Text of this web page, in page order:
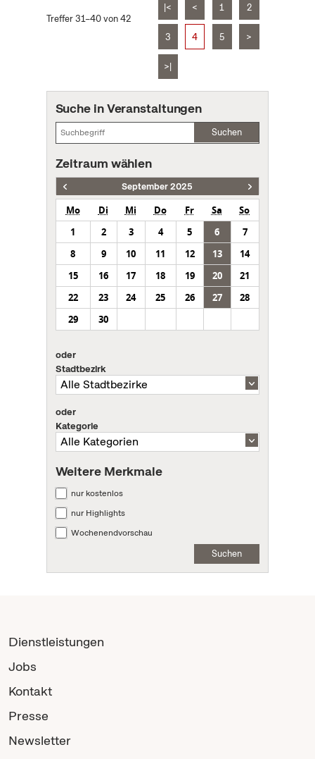
Treffer 31–40 von 42
|< < 1 2
3 4 5 >
>|
Suche in Veranstaltungen
Suchen
Zeitraum wählen
September 2025
Mo Di Mi Do Fr Sa
So
1
2 3 4 5 6
7
8
9 10 11 12 13
14
15
16 17 18 19 20
21
22
23 24 25 26 27
28
29
30
oder
Stadtbezirk
oder
Kategorie
Weitere Merkmale
nur kostenlos
nur Highlights
Wochenendvorschau
Suchen
Dienstleistungen
Jobs
Kontakt
Presse
Newsletter